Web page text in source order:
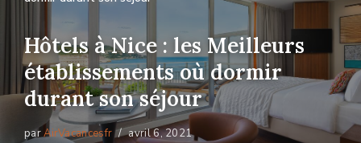
Hôtels à Nice : les Meilleurs
établissements où dormir
durant son séjour
parAirVacancesfr avril 6, 2021